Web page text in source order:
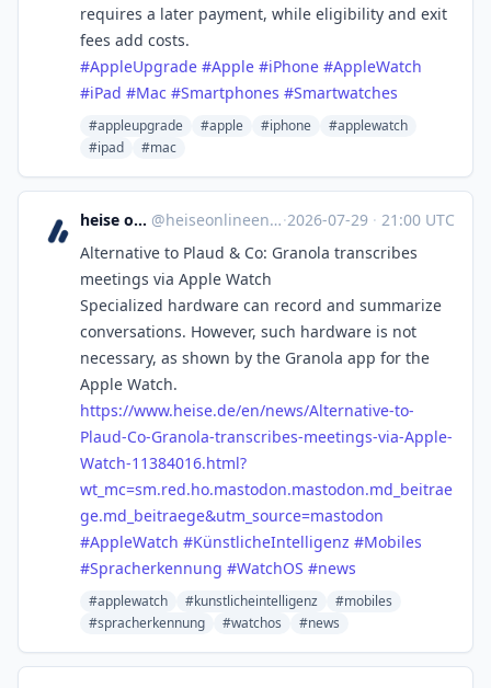
requires a later payment, while eligibility and exit
fees add costs.
#AppleUpgrade #Apple #iPhone #AppleWatch
#iPad #Mac #Smartphones #Smartwatches
#appleupgrade #apple #iphone
#applewatch
#ipad
#mac
heise online English @heiseonlineenglish@social.heise.de ·2026-07-29 · 21:00 UTC
Alternative to Plaud & Co: Granola transcribes
meetings via Apple Watch
Specialized hardware can record and summarize
conversations. However, such hardware is not
necessary, as shown by the Granola app for the
Apple Watch.
https://www.heise.de/en/news/Alternative-to-
Plaud-Co-Granola-transcribes-meetings-via-Apple-
Watch-11384016.html?
wt_mc=sm.red.ho.mastodon.mastodon.md_beitrae
ge.md_beitraege&utm_source=mastodon
#AppleWatch #KünstlicheIntelligenz #Mobiles
#Spracherkennung #WatchOS #news
#applewatch #kunstlicheintelligenz
#mobiles
#spracherkennung
#watchos #news